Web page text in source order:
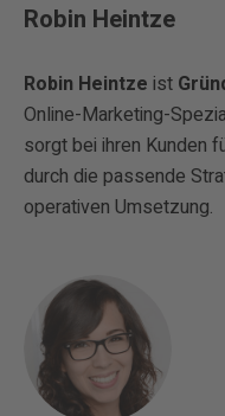
Robin Heintze
Robin Heintze ist
Online-Marketing-
sorgt bei ihren Kunden
durch die passende
operativen Umsetzung.